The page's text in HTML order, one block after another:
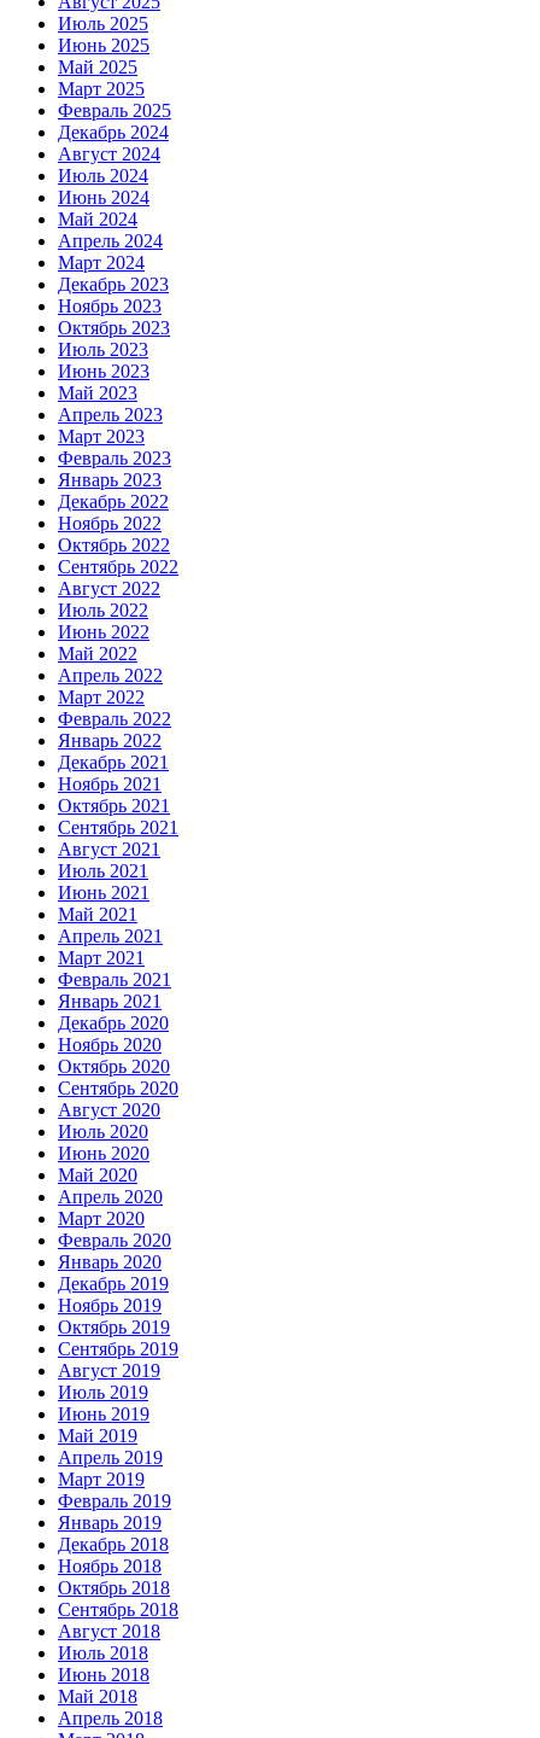
Июль 2025
Июнь 2025
Май 2025
Март 2025
Февраль 2025
Декабрь 2024
Август 2024
Июль 2024
Июнь 2024
Май 2024
Апрель 2024
Март 2024
Декабрь 2023
Ноябрь 2023
Октябрь 2023
Июль 2023
Июнь 2023
Май 2023
Апрель 2023
Март 2023
Февраль 2023
Январь 2023
Декабрь 2022
Ноябрь 2022
Октябрь 2022
Сентябрь 2022
Август 2022
Июль 2022
Июнь 2022
Май 2022
Апрель 2022
Март 2022
Февраль 2022
Январь 2022
Декабрь 2021
Ноябрь 2021
Октябрь 2021
Сентябрь 2021
Август 2021
Июль 2021
Июнь 2021
Май 2021
Апрель 2021
Март 2021
Февраль 2021
Январь 2021
Декабрь 2020
Ноябрь 2020
Октябрь 2020
Сентябрь 2020
Август 2020
Июль 2020
Июнь 2020
Май 2020
Апрель 2020
Март 2020
Февраль 2020
Январь 2020
Декабрь 2019
Ноябрь 2019
Октябрь 2019
Сентябрь 2019
Август 2019
Июль 2019
Июнь 2019
Май 2019
Апрель 2019
Март 2019
Февраль 2019
Январь 2019
Декабрь 2018
Ноябрь 2018
Октябрь 2018
Сентябрь 2018
Август 2018
Июль 2018
Июнь 2018
Май 2018
Апрель 2018